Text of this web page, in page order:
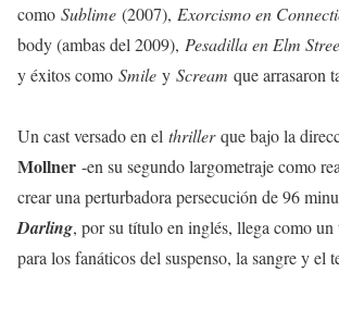
como Sublime (2007), Exorcismo en
body (ambas del 2009), Pesadilla en Elm
y éxitos como Smile y Scream que arrasaron
Un cast versado en el thrillerque bajo la
Mollner -en su segundo largometraje como
crear una perturbadora persecución de 96
Darling, por su título en inglés, llega como
para los fanáticos del suspenso, la sangre y el